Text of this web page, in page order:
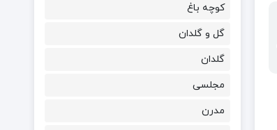
کوچه باغ
گل و گلدان
گلدان
مجلسی
مدرن